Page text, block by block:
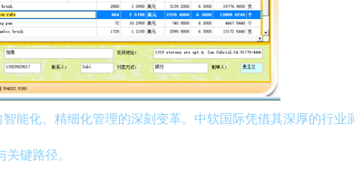
能化、精细化管理的深刻变革。中软国际凭借其深厚的行业
键路径。